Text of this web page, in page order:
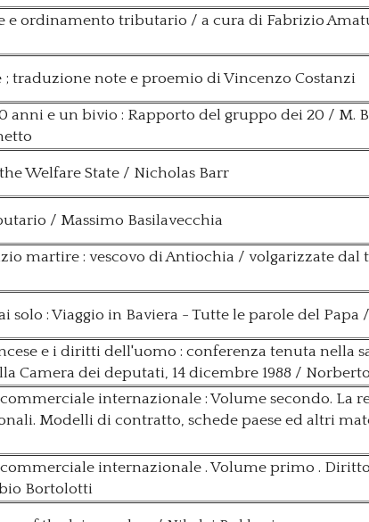
e ordinamento tributario / a cura di Fabrizio
traduzione note e proemio di Vincenzo Costanzi
anni e un bivio : Rapporto del gruppo dei 20 / M.
Welfare State / Nicholas Barr
/ Massimo Basilavecchia
martire : vescovo di Antiochia / volgarizzate dal
solo : Viaggio in Baviera - Tutte le parole del Papa
e i diritti dell'uomo : conferenza tenuta nella
Camera dei deputati, 14 dicembre 1988 /
internazionale : Volume secondo. La
Modelli di contratto, schede paese ed altri
internazionale . Volume primo .
Bortolotti